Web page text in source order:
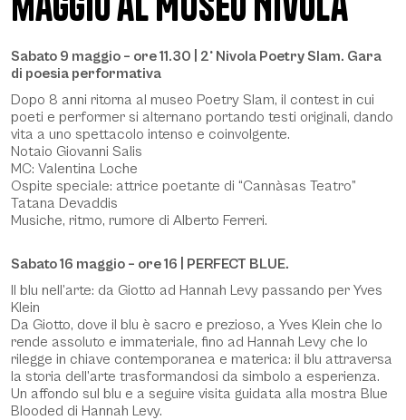
Beschreibung
Sabato 9 maggio – ore 11.30 | 2° Nivola Poetry Slam. Gara
di poesia performativa
Dopo 8 anni ritorna al museo Poetry Slam, il contest in cui
poeti e performer si alternano portando testi originali, dando
vita a uno spettacolo intenso e coinvolgente.
Notaio Giovanni Salis
MC: Valentina Loche
Ospite speciale: attrice poetante di “Cannàsas Teatro”
Tatana Devaddis
Musiche, ritmo, rumore di Alberto Ferreri.
Sabato 16 maggio – ore 16 | PERFECT BLUE.
Il blu nell’arte: da Giotto ad Hannah Levy passando per Yves
Klein
Da Giotto, dove il blu è sacro e prezioso, a Yves Klein che lo
rende assoluto e immateriale, fino ad Hannah Levy che lo
rilegge in chiave contemporanea e materica: il blu attraversa
la storia dell’arte trasformandosi da simbolo a esperienza.
Un affondo sul blu e a seguire visita guidata alla mostra Blue
Blooded di Hannah Levy.